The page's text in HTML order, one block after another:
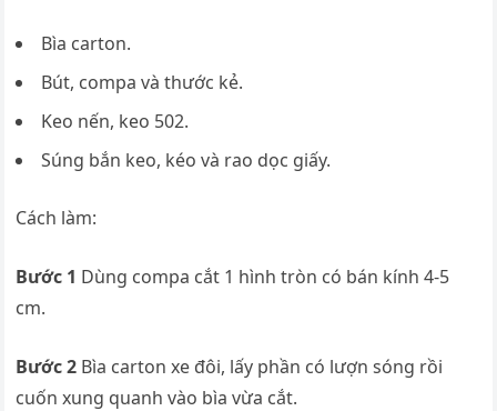
Bìa carton.
Bút, compa và thước kẻ.
Keo nến, keo 502.
Súng bắn keo, kéo và rao dọc giấy.
Cách làm:
Bước 1 Dùng compa cắt 1 hình tròn có bán kính 4-5
cm.
Bước 2 Bìa carton xe đôi, lấy phần có lượn sóng rồi
cuốn xung quanh vào bìa vừa cắt.